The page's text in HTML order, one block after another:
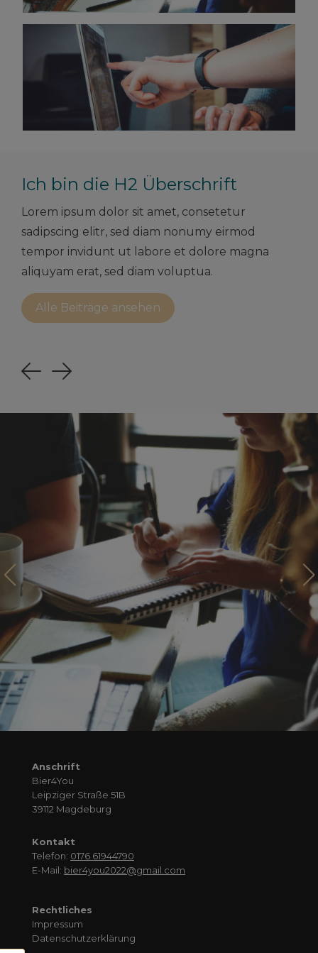
Ich bin die H2 Überschrift
Lorem ipsum dolor sit amet, consetetur
sadipscing elitr, sed diam nonumy eirmod
tempor invidunt ut labore et dolore magna
aliquyam erat, sed diam voluptua.
Alle Beiträge ansehen
Previous
Next
Anschrift
Bier4You
Leipziger Straße 51B
39112 Magdeburg
Kontakt
Telefon: 0176 61944790
E-Mail: bier4you2022@gmail.com
Rechtliches
Impressum
Datenschutzerklärung